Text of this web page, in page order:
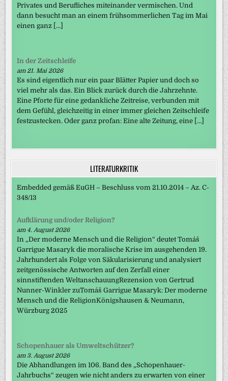
Privates und Berufliches miteinander vermischen. Und
dann besucht man an einem frühsommerlichen Tag im Mai
einen ganz […]
In der Zeitschleife
am 21. Mai 2026
Es sind eigentlich nur ein paar Blätter Papier und doch so
viel mehr als das. Ein Blick zurück durch die Jahrzehnte.
Eine Pforte für eine gedankliche Zeitreise, verbunden mit
dem Gefühl, gleichzeitig in einer immer gleichen Zeitschleife
festzustecken. Oder ganz profan: Eine alte Zeitung, eine […]
LITERATURKRITIK
Embedded gemäß EuGH – Beschluss vom 21.10.2014 – Az. C-
348/13
Aufklärung und/oder Religion?
am 4. August 2026
In „Der moderne Mensch und die Religion“ deutet Tomáš
Garrigue Masaryk die moralische Krise im ausgehenden 19.
Jahrhundert als Folge von Säkularisierung und analysiert
zeitgenössische Antworten auf den Zerfall einer
sinnstiftenden WeltanschauungRezension von Gertrud
Nunner-Winkler zuTomáš Garrigue Masaryk: Der moderne
Mensch und die ReligionKönigshausen & Neumann,
Würzburg 2025
Schopenhauer als Umweltschützer?
am 3. August 2026
Die Abhandlungen im 106. Band des „Schopenhauer-
Jahrbuchs“ zeugen wie nicht anders zu erwarten von einer